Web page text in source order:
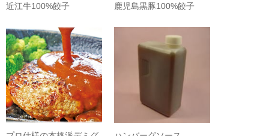
近江牛100%餃子 鹿児島黒豚100%餃子